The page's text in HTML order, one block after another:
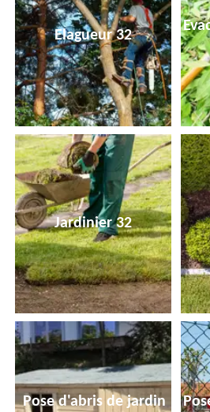
Elagueur 32
Jardinier 32
Pose d'abris de jardin